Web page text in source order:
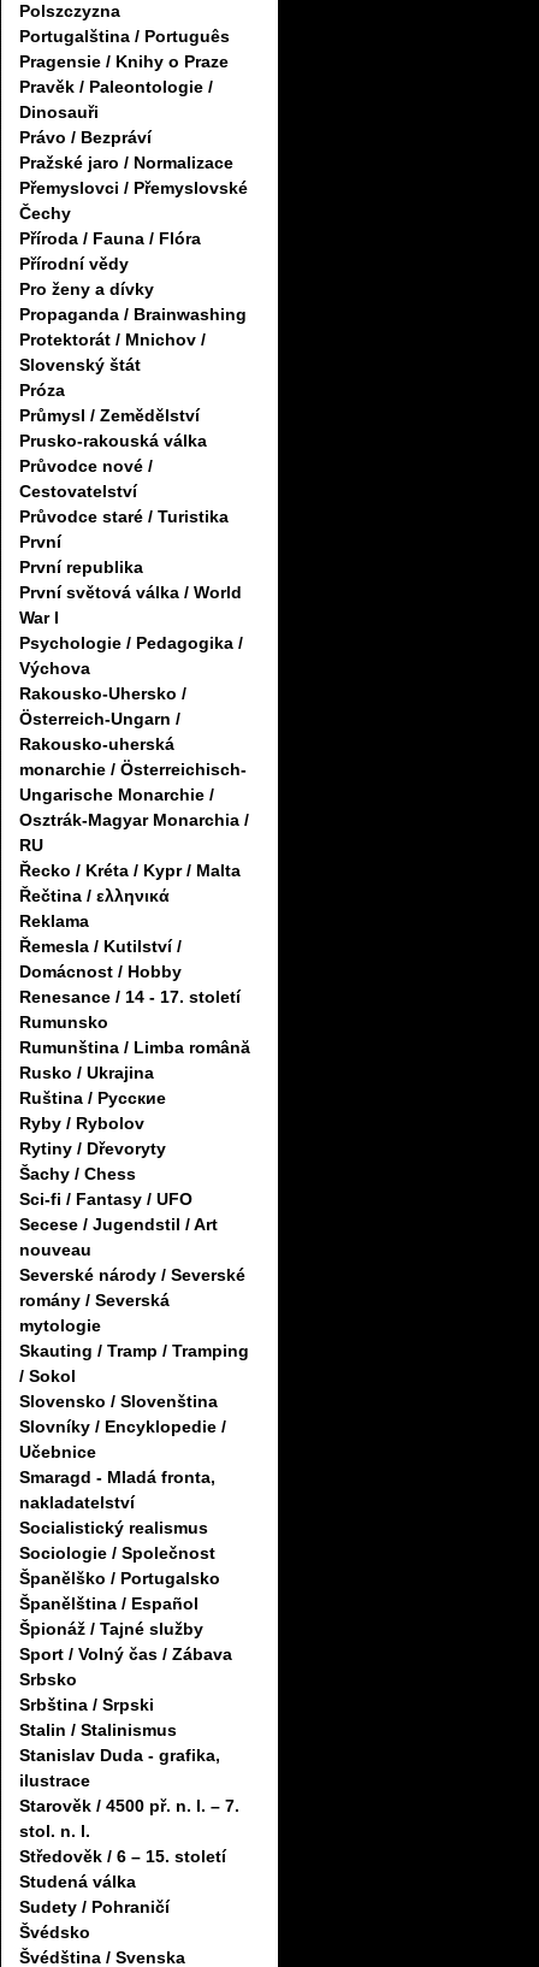
Polszczyzna
Portugalština / Português
Pragensie / Knihy o Praze
Pravěk / Paleontologie /
Dinosauři
Právo / Bezpráví
Pražské jaro / Normalizace
Přemyslovci / Přemyslovské
Čechy
Příroda / Fauna / Flóra
Přírodní vědy
Pro ženy a dívky
Propaganda / Brainwashing
Protektorát / Mnichov /
Slovenský štát
Próza
Průmysl / Zemědělství
Prusko-rakouská válka
Průvodce nové /
Cestovatelství
Průvodce staré / Turistika
První
První republika
První světová válka / World
War I
Psychologie / Pedagogika /
Výchova
Rakousko-Uhersko /
Österreich-Ungarn /
Rakousko-uherská
monarchie / Österreichisch-
Ungarische Monarchie /
Osztrák-Magyar Monarchia /
RU
Řecko / Kréta / Kypr / Malta
Řečtina / ελληνικά
Reklama
Řemesla / Kutilství /
Domácnost / Hobby
Renesance / 14 - 17. století
Rumunsko
Rumunština / Limba română
Rusko / Ukrajina
Ruština / Русские
Ryby / Rybolov
Rytiny / Dřevoryty
Šachy / Chess
Sci-fi / Fantasy / UFO
Secese / Jugendstil / Art
nouveau
Severské národy / Severské
romány / Severská
mytologie
Skauting / Tramp / Tramping
/ Sokol
Slovensko / Slovenština
Slovníky / Encyklopedie /
Učebnice
Smaragd - Mladá fronta,
nakladatelství
Socialistický realismus
Sociologie / Společnost
Španělško / Portugalsko
Španělština / Español
Špionáž / Tajné služby
Sport / Volný čas / Zábava
Srbsko
Srbština / Srpski
Stalin / Stalinismus
Stanislav Duda - grafika,
ilustrace
Starověk / 4500 př. n. l. – 7.
stol. n. l.
Středověk / 6 – 15. století
Studená válka
Sudety / Pohraničí
Švédsko
Švédština / Svenska